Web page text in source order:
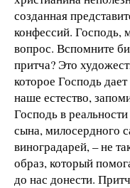
созданная
конфессий. Господь,
вопрос. Вспомните
притча? Это
которое Господь
наше естество,
Господь в
сына, милосердного
виноградарей, – не
образ, который
до нас донести.